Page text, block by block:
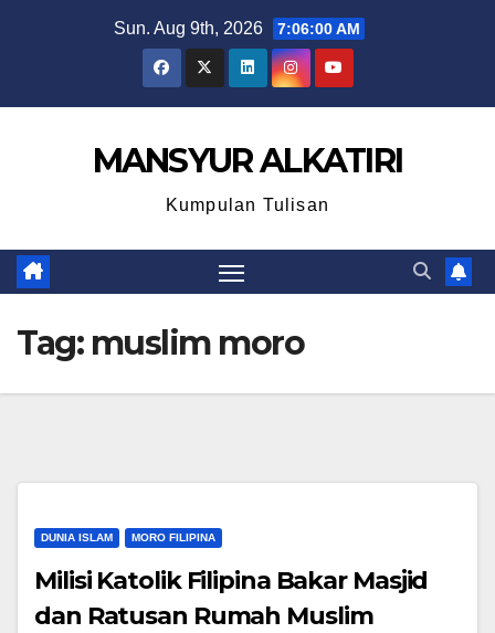
Sun. Aug 9th, 2026 7:06:01 AM
MANSYUR ALKATIRI
Kumpulan Tulisan
Tag: muslim moro
DUNIA ISLAM MORO FILIPINA
Milisi Katolik Filipina Bakar Masjid
dan Ratusan Rumah Muslim